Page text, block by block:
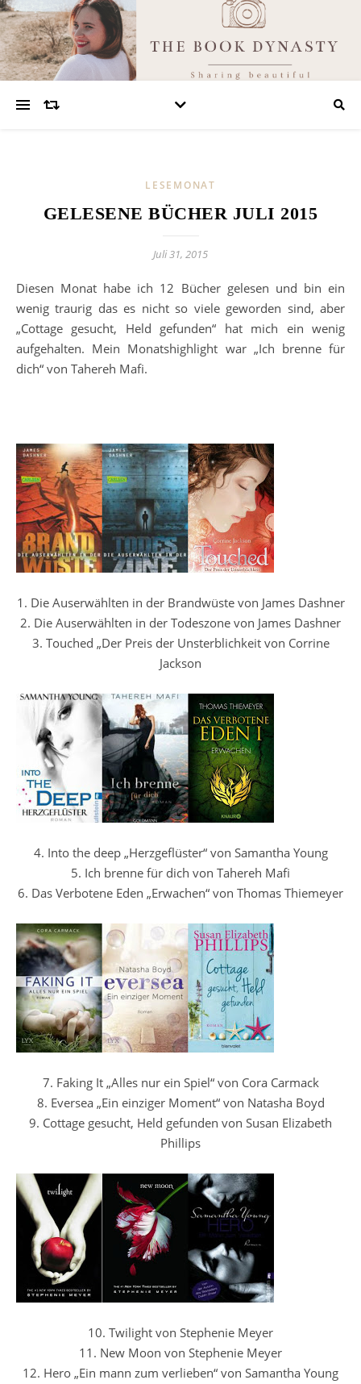
LESEMONAT
GELESENE BÜCHER JULI 2015
Juli 31, 2015
Diesen Monat habe ich 12 Bücher gelesen und bin ein
wenig traurig das es nicht so viele geworden sind, aber
„Cottage gesucht, Held gefunden“ hat mich ein wenig
aufgehalten. Mein Monatshighlight war „Ich brenne für
dich“ von Tahereh Mafi.
1. Die Auserwählten in der Brandwüste von James Dashner
2. Die Auserwählten in der Todeszone von James Dashner
3. Touched „Der Preis der Unsterblichkeit von Corrine
Jackson
4. Into the deep „Herzgeflüster“ von Samantha Young
5. Ich brenne für dich von Tahereh Mafi
6. Das Verbotene Eden „Erwachen“ von Thomas Thiemeyer
7. Faking It „Alles nur ein Spiel“ von Cora Carmack
8. Eversea „Ein einziger Moment“ von Natasha Boyd
9. Cottage gesucht, Held gefunden von Susan Elizabeth
Phillips
10. Twilight von Stephenie Meyer
11. New Moon von Stephenie Meyer
12. Hero „Ein mann zum verlieben“ von Samantha Young